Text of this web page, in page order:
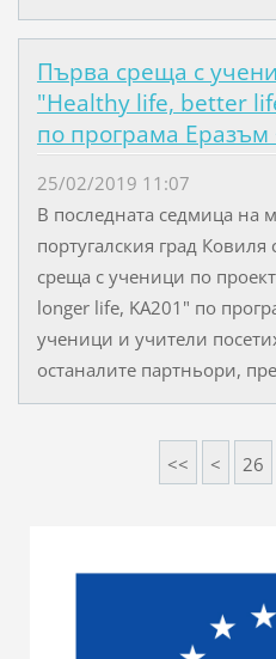
Първа среща с
"Healthy life, better
по програма Еразъм
25/02/2019 11:07
В последната седмица на
португалския град Ковиля
среща с ученици по
longer life, KA201" по
ученици и учители
останалите партньори,
<< < 26